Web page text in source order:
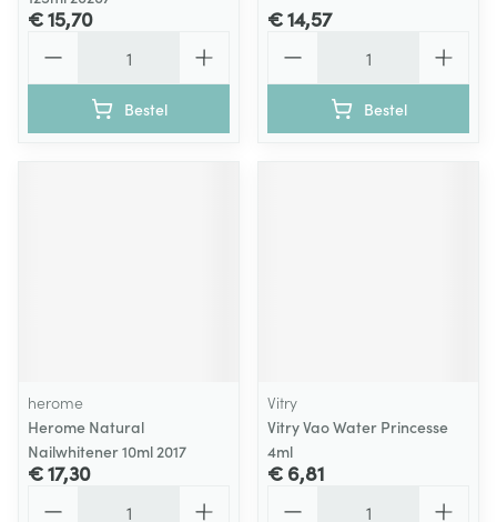
€ 15,70
Bestel
€ 14,57
Bestel
herome
Herome Natural
Nailwhitener 10ml 2017
€ 17,30
Vitry
Vitry Vao Water Princesse
4ml
€ 6,81